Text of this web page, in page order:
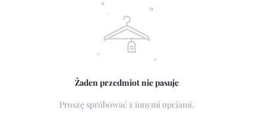
Żaden przedmiot nie pasuje
Proszę spróbować z innymi opcjami.